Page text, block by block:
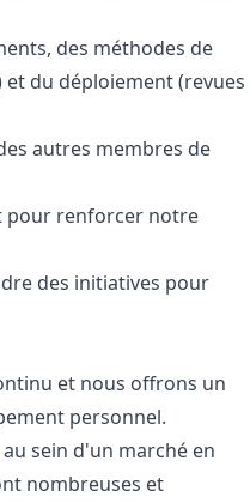
des méthodes de
du déploiement (revues
autres membres de
pour renforcer notre
des initiatives pour
et nous offrons un
personnel.
sein d'un marché en
nombreuses et